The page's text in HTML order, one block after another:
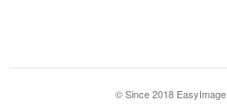
© Since 2018 EasyImage